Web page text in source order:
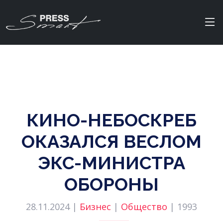
КИНО-НЕБОСКРЕБ
ОКАЗАЛСЯ ВЕСЛОМ
ЭКС-МИНИСТРА
ОБОРОНЫ
28.11.2024 | Бизнес | Общество | 1993